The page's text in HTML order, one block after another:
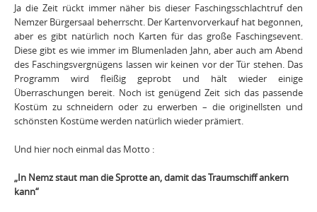
Ja die Zeit rückt immer näher bis dieser Faschingsschlachtruf den
Nemzer Bürgersaal beherrscht. Der Kartenvorverkauf hat begonnen,
aber es gibt natürlich noch Karten für das große Faschingsevent.
Diese gibt es wie immer im Blumenladen Jahn, aber auch am Abend
des Faschingsvergnügens lassen wir keinen vor der Tür stehen. Das
Programm wird fleißig geprobt und hält wieder einige
Überraschungen bereit. Noch ist genügend Zeit sich das passende
Kostüm zu schneidern oder zu erwerben – die originellsten und
schönsten Kostüme werden natürlich wieder prämiert.
Und hier noch einmal das Motto :
„In Nemz staut man die Sprotte an, damit das Traumschiff ankern
kann“